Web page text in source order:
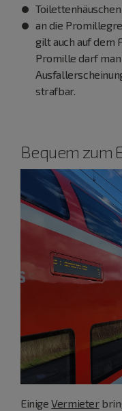
an die
gilt auch auf dem
Promille darf
strafbar.
Bequem zum
EinigeVermieter